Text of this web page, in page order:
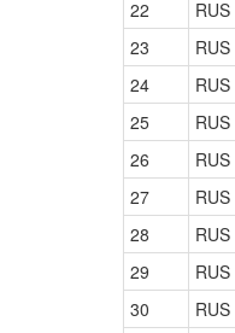
22
RUS
23
RUS
24
RUS
25
RUS
26
RUS
27
RUS
28
RUS
29
RUS
30
RUS